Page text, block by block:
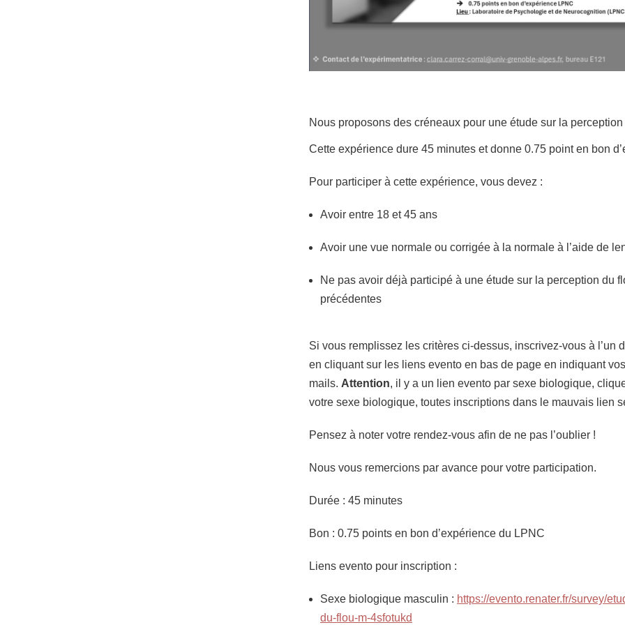
Nous proposons des créneaux pour une étude sur la
Cette expérience dure 45 minutes et donne 0.75 point en bon
Pour participer à cette expérience, vous devez :
Avoir entre 18 et 45 ans
Avoir une vue normale ou corrigée à la normale à l’aide de
Ne pas avoir déjà participé à une étude sur la perception du
précédentes
Si vous remplissez les critères ci-dessus, inscrivez-vous à l’un
en cliquant sur les liens evento en bas de page en indiquant
mails. Attention, il y a un lien evento par sexe biologique,
votre sexe biologique, toutes inscriptions dans le mauvais lien
Pensez à noter votre rendez-vous afin de ne pas l’oublier !
Nous vous remercions par avance pour votre participation.
Durée : 45 minutes
Bon : 0.75 points en bon d’expérience du LPNC
Liens evento pour inscription :
Sexe biologique masculin : https://evento.renater.fr/survey/
du-flou-m-4sfotukd